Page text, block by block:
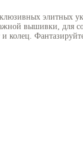
элитных
вышивки, для
и колец.